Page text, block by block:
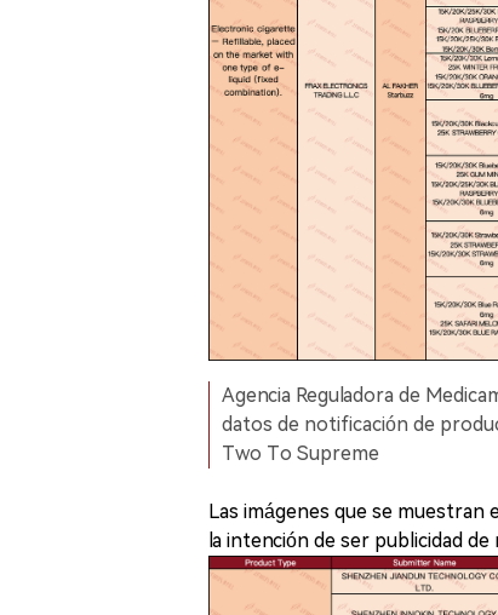
Agencia Reguladora de
datos de notificación de
Two To Supreme
Las imágenes que se
la intención de ser publicidad